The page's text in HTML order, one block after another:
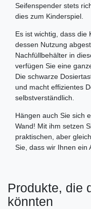
Seifenspender stets
dies zum Kinderspiel.
Es ist wichtig, dass die
dessen Nutzung
Nachfüllbehälter in
verfügen Sie eine
Die schwarze
und macht effizientes
selbstverständlich.
Hängen auch Sie sich
Wand! Mit ihm setzen
praktischen, aber
Sie, dass wir Ihnen ein
Produkte, die
könnten